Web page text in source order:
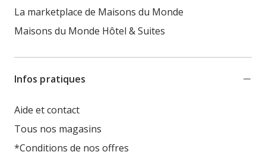
La marketplace de Maisons du Monde
Maisons du Monde Hôtel & Suites
Infos pratiques
Aide et contact
Tous nos magasins
*Conditions de nos offres